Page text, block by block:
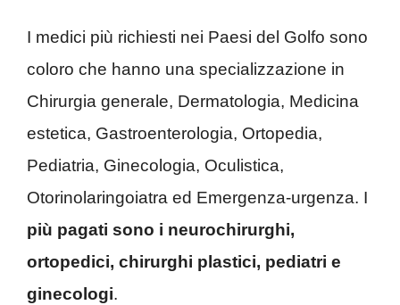
I medici più richiesti nei Paesi del Golfo sono
coloro che hanno una specializzazione in
Chirurgia generale, Dermatologia, Medicina
estetica, Gastroenterologia, Ortopedia,
Pediatria, Ginecologia, Oculistica,
Otorinolaringoiatra ed Emergenza-urgenza. I
più pagati sono i neurochirurghi,
ortopedici, chirurghi plastici, pediatri e
ginecologi.